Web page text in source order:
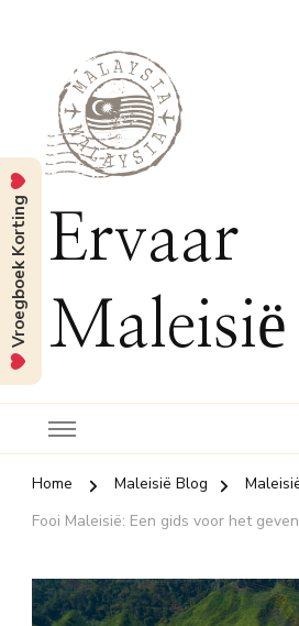
Ervaar
Maleisië
Home Maleisië Blog
Fooi Maleisië: Een gids voor het
Vroegboek Korting